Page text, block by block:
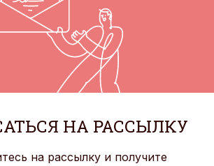
НА РАССЫЛКУ
на рассылку и получите